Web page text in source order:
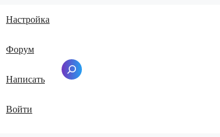
Настройка
Форум
Написать
Войти
Поиск